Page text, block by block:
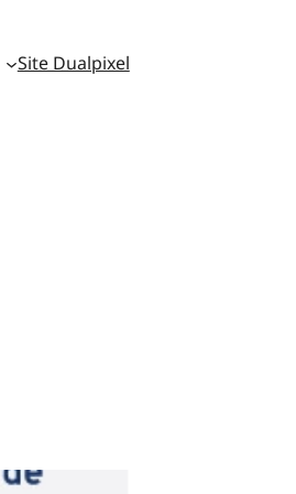
Site Dualpixel